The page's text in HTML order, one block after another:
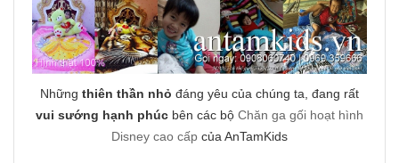
Những thiên thần nhỏ đáng yêu của chúng ta, đang rất
vui sướng hạnh phúc bên các bộ Chăn ga gối hoạt hình
Disney cao cấp của AnTamKids